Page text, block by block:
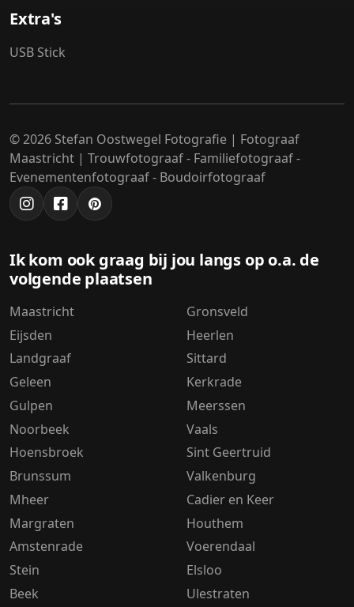
Extra's
USB Stick
© 2026 Stefan Oostwegel Fotografie | Fotograaf
Maastricht | Trouwfotograaf - Familiefotograaf -
Evenementenfotograaf - Boudoirfotograaf
Ik kom ook graag bij jou langs op o.a. de
volgende plaatsen
Maastricht
Eijsden
Landgraaf
Geleen
Gulpen
Noorbeek
Hoensbroek
Brunssum
Mheer
Margraten
Amstenrade
Stein
Beek
Gronsveld
Heerlen
Sittard
Kerkrade
Meerssen
Vaals
Sint Geertruid
Valkenburg
Cadier en Keer
Houthem
Voerendaal
Elsloo
Ulestraten